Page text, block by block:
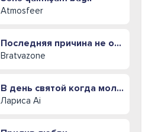
Atmosfeer
Последняя причина не отпустить
Bratvazone
В день святой когда молитва
Лариса Ai